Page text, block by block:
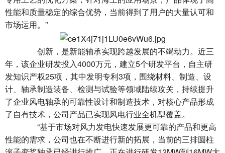
性能和质量稳定的综合优势，当前得到了用户的大量认可和
市场运用。”
创新，是新能轴承实现跨越发展的不竭动力。近三
年，该企业研发投入4000万元，建立5个研发平台，自主研
发知识产权25项，其中发明专利3项，围绕材料、制造、设
计、轴承制造装备、检测与试验等领域陆续攻关，持续提升
了企业风电轴承的可靠性设计和制造技术，对核心产品形成
了自有技术，公司产品已实现风电行业全机型覆盖。
“基于市场对风力发电快速发展更可靠的产品和更高
性能的需求，公司也在不断进行新的拓展，当前的三排圆柱